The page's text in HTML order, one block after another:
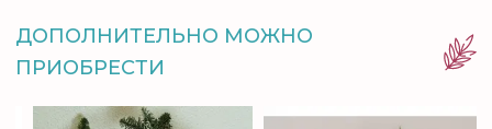
ДОПОЛНИТЕЛЬНО МОЖНО
ПРИОБРЕСТИ